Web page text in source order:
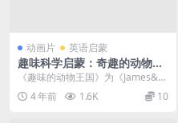
动画片 英语启蒙
趣味科学启蒙：奇趣的动物王
国
《趣味的动物王国》为《James&a
mp;Aaron趣味科学启蒙》系列课...
4 年前 1.6K 10